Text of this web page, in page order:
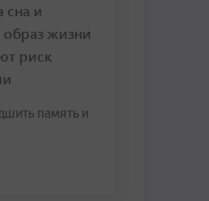
сна и
жизни
риск
память и